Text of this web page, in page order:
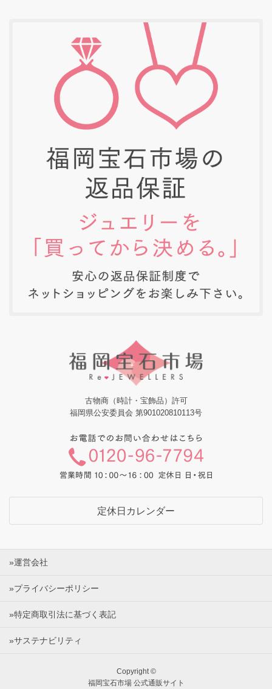
古物商（時計・宝飾品）許可
福岡県公安委員会 第901020810113号
定休日カレンダー
»運営会社
»プライバシーポリシー
»特定商取引法に基づく表記
»サステナビリティ
Copyright ©
福岡宝石市場 公式通販サイト